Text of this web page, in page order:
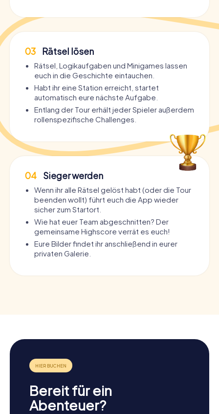
03 Rätsel lösen
Rätsel, Logikaufgaben und Minigames lassen
euch in die Geschichte eintauchen.
Habt ihr eine Station erreicht, startet
automatisch eure nächste Aufgabe.
Entlang der Tour erhält jeder Spieler außerdem
rollenspezifische Challenges.
04 Sieger werden
Wenn ihr alle Rätsel gelöst habt (oder die Tour
beenden wollt) führt euch die App wieder
sicher zum Startort.
Wie hat euer Team abgeschnitten? Der
gemeinsame Highscore verrät es euch!
Eure Bilder findet ihr anschließend in eurer
privaten Galerie.
Bereit für ein
Abenteuer?